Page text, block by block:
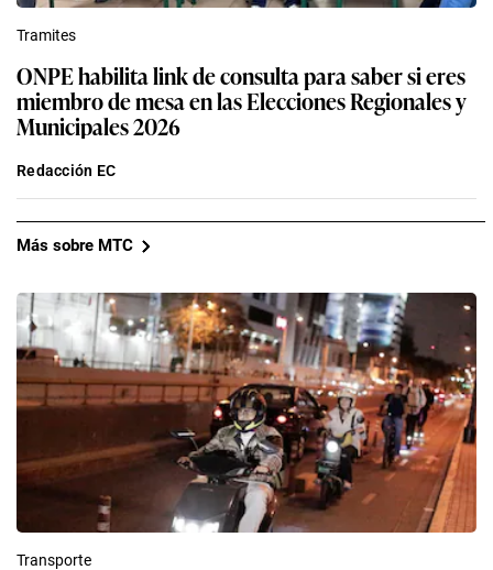
Tramites
ONPE habilita link de consulta para saber si eres
miembro de mesa en las Elecciones Regionales y
Municipales 2026
Redacción EC
Más sobre MTC
Transporte